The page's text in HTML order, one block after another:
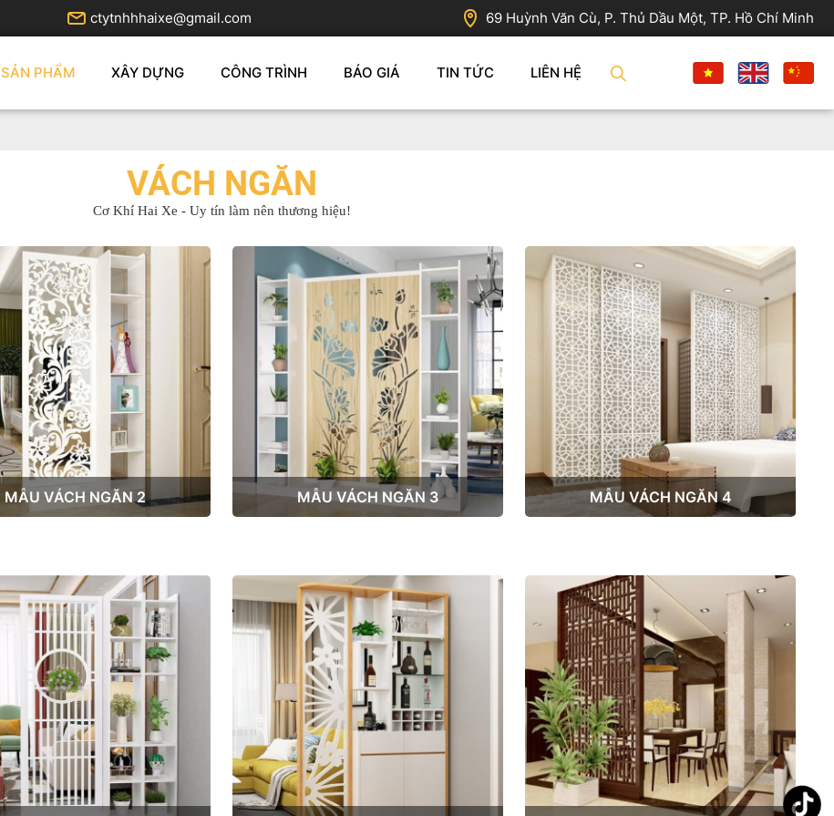
ctytnhhhaixe@gmail.com 69 Huỳnh Văn Cù, P. Thủ Dầu Một, TP. Hồ Chí Minh
SẢN PHẨM XÂY DỰNG CÔNG TRÌNH BÁO GIÁ TIN TỨC LIÊN HỆ
VÁCH NGĂN
Cơ Khí Hai Xe - Uy tín làm nên thương hiệu!
MẪU VÁCH NGĂN 2 MẪU VÁCH NGĂN 3 MẪU VÁCH NGĂN 4